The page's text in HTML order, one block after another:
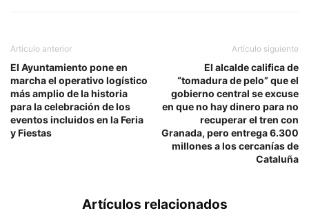
Artículo anterior
El Ayuntamiento pone en
marcha el operativo logístico
más amplio de la historia
para la celebración de los
eventos incluidos en la Feria
y Fiestas
Artículo siguiente
El alcalde califica de
“tomadura de pelo” que el
gobierno central se excuse
en que no hay dinero para no
recuperar el tren con
Granada, pero entrega 6.300
millones a los cercanías de
Cataluña
Artículos relacionados